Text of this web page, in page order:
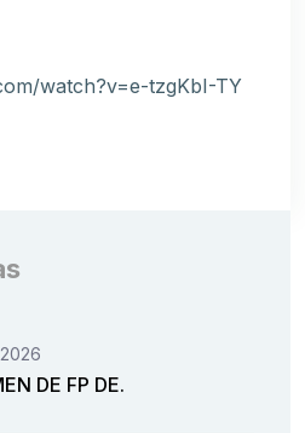
watch?v=e-tzgKbI-TY
DE FP DE.